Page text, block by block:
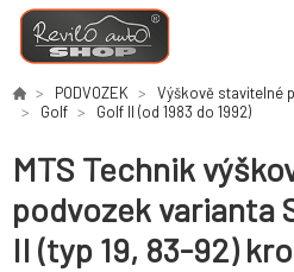
PODVOZEK Výškově stavitelné
Golf
Golf II (od 1983 do 1992)
MTS Technik
podvozek varianta
II (typ 19, 83-92)